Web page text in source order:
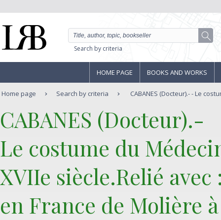
Search by criteria
HOME PAGE BOOKS AND WORKS
Home page Search by criteria CABANES (Docteur).- - Le
‎CABANES (Docteur).-‎
‎Le costume du
XVIIe siècle.Relié
en France de Molière